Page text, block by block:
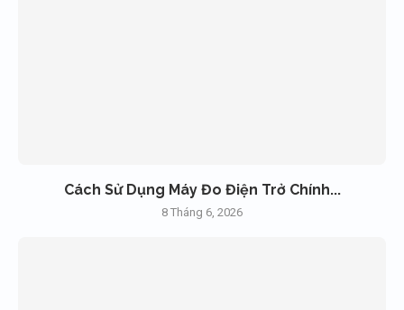
Cách Sử Dụng Máy Đo Điện Trở Chính...
8 Tháng 6, 2026